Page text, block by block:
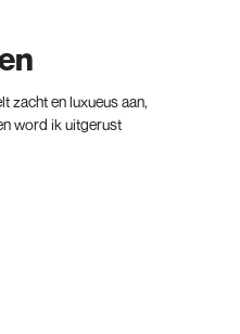
zacht en luxueus aan,
word ik uitgerust